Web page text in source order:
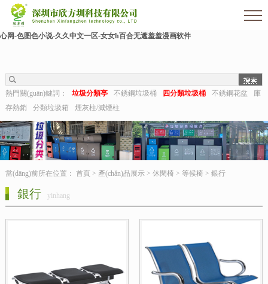
欧美伊人-麻豆精品一区二区三区-欧美日b视频-阿v天堂网-中文字幕第六页-狠狠干干-
国产h在线观看-国产嫩草视频-日日夜夜拍-亚洲第一视频网-毛片在线网站-五月婷婷开
心网-色图色小说-久久中文一区-女女h百合无遮羞羞漫画软件
熱門關(guān)鍵詞： 垃圾分類亭 不銹鋼垃圾桶 四分類垃圾桶 不銹鋼花盆
庫
存熱銷
分類垃圾箱 煙灰柱/滅煙柱
當(dāng)前所在位置： 首頁> 產(chǎn)品展示> 休閑椅> 等候椅> 銀行
銀行 yinhang